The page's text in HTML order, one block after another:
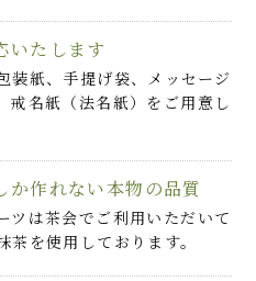
いたします
装紙、手提げ袋、メッセージ
戒名紙（法名紙）をご用意し
か作れない本物の品質
ツは茶会でご利用いただいて
茶を使用しております。